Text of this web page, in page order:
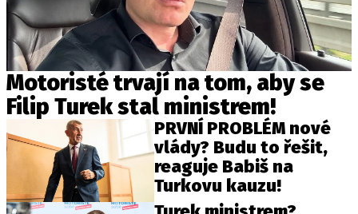
Motoristé trvají na tom, aby se
Filip Turek stal ministrem!
PRVNÍ PROBLÉM nové
vlády? Budu to řešit,
reaguje Babiš na
Turkovu kauzu!